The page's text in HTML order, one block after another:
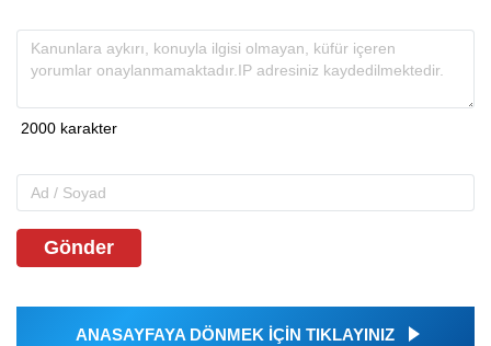
Gönder
ANASAYFAYA DÖNMEK İÇİN TIKLAYINIZ